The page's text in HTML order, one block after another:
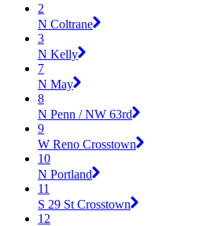
2
N Coltrane
3
N Kelly
7
N May
8
N Penn / NW 63rd
9
W Reno Crosstown
10
N Portland
11
S 29 St Crosstown
12